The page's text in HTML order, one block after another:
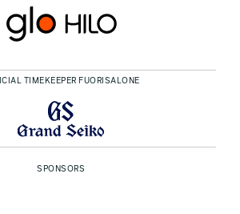
TIMEKEEPER FUORISALONE
SPONSORS